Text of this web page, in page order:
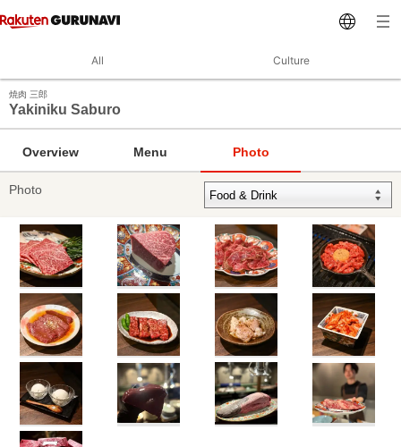
All Culture
焼肉 三郎
Yakiniku Saburo
Overview Menu Photo
Photo